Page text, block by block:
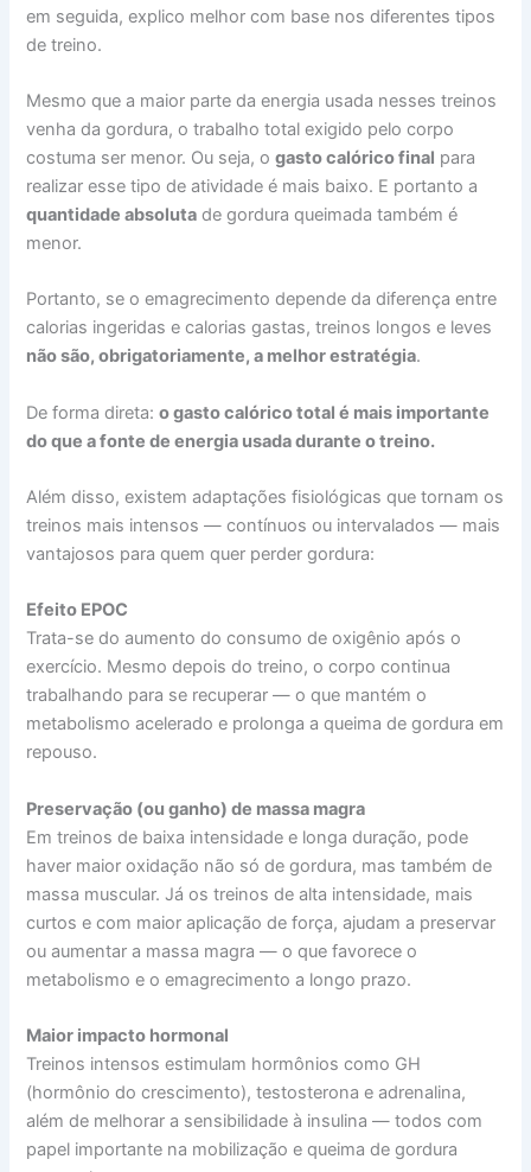
em seguida, explico melhor com base nos diferentes tipos
de treino.
Mesmo que a maior parte da energia usada nesses treinos
venha da gordura, o trabalho total exigido pelo corpo
costuma ser menor. Ou seja, ogasto calórico final para
realizar esse tipo de atividade é mais baixo. E portanto a
quantidade absoluta de gordura queimada também é
menor.
Portanto, se o emagrecimento depende da diferença entre
calorias ingeridas e calorias gastas, treinos longos e leves
não são, obrigatoriamente, a melhor estratégia.
De forma direta:o gasto calórico total é mais importante
do que a fonte de energia usada durante o treino.
Além disso, existem adaptações fisiológicas que tornam os
treinos mais intensos — contínuos ou intervalados — mais
vantajosos para quem quer perder gordura:
Efeito EPOC
Trata-se do aumento do consumo de oxigênio após o
exercício. Mesmo depois do treino, o corpo continua
trabalhando para se recuperar — o que mantém o
metabolismo acelerado e prolonga a queima de gordura em
repouso.
Preservação (ou ganho) de massa magra
Em treinos de baixa intensidade e longa duração, pode
haver maior oxidação não só de gordura, mas também de
massa muscular. Já os treinos de alta intensidade, mais
curtos e com maior aplicação de força, ajudam a preservar
ou aumentar a massa magra — o que favorece o
metabolismo e o emagrecimento a longo prazo.
Maior impacto hormonal
Treinos intensos estimulam hormônios como GH
(hormônio do crescimento), testosterona e adrenalina,
além de melhorar a sensibilidade à insulina — todos com
papel importante na mobilização e queima de gordura